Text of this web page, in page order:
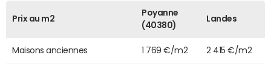
Prix au m2
Poyanne
(40380)
Landes
Maisons anciennes 1 769 €/m2 2 415 €/m2